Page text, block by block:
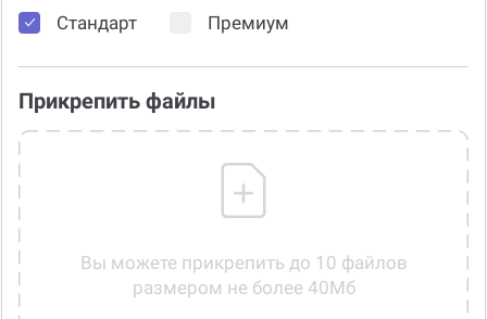
Стандарт Премиум
Прикрепить файлы
Вы можете прикрепить до 10 файлов
размером не более 40Мб